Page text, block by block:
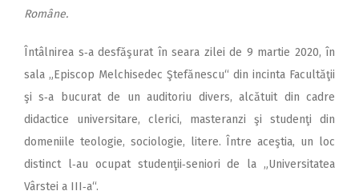
Române.
Întâlnirea s‑a desfăşurat în seara zilei de 9 martie 2020, în
sala „Episcop Melchisedec Ştefănescu“ din incinta Facultăţii
şi s‑a bucurat de un auditoriu divers, alcătuit din cadre
didactice universitare, clerici, masteranzi şi studenţi din
domeniile teologie, sociologie, litere. Între aceştia, un loc
distinct l‑au ocupat studenţii‑seniori de la „Universitatea
Vârstei a III‑a“.